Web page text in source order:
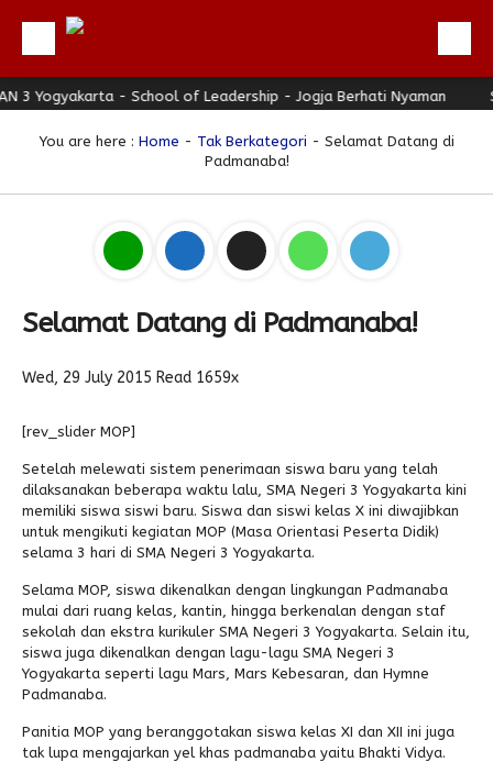
Beranda
Profil
Download
Hubungi Kami
PPDB
Alumni
- School of Leadership - Jogja Berhati Nyaman SMAN
You are here : Home - Tak Berkategori - Selamat Datang di
Padmanaba!
Selamat Datang di Padmanaba!
Wed, 29 July 2015 Read 1659x
[rev_slider MOP]
Setelah melewati sistem penerimaan siswa baru yang telah
dilaksanakan beberapa waktu lalu, SMA Negeri 3 Yogyakarta kini
memiliki siswa siswi baru. Siswa dan siswi kelas X ini diwajibkan
untuk mengikuti kegiatan MOP (Masa Orientasi Peserta Didik)
selama 3 hari di SMA Negeri 3 Yogyakarta.
Selama MOP, siswa dikenalkan dengan lingkungan Padmanaba
mulai dari ruang kelas, kantin, hingga berkenalan dengan staf
sekolah dan ekstra kurikuler SMA Negeri 3 Yogyakarta. Selain itu,
siswa juga dikenalkan dengan lagu-lagu SMA Negeri 3
Yogyakarta seperti lagu Mars, Mars Kebesaran, dan Hymne
Padmanaba.
Panitia MOP yang beranggotakan siswa kelas XI dan XII ini juga
tak lupa mengajarkan yel khas padmanaba yaitu Bhakti Vidya.